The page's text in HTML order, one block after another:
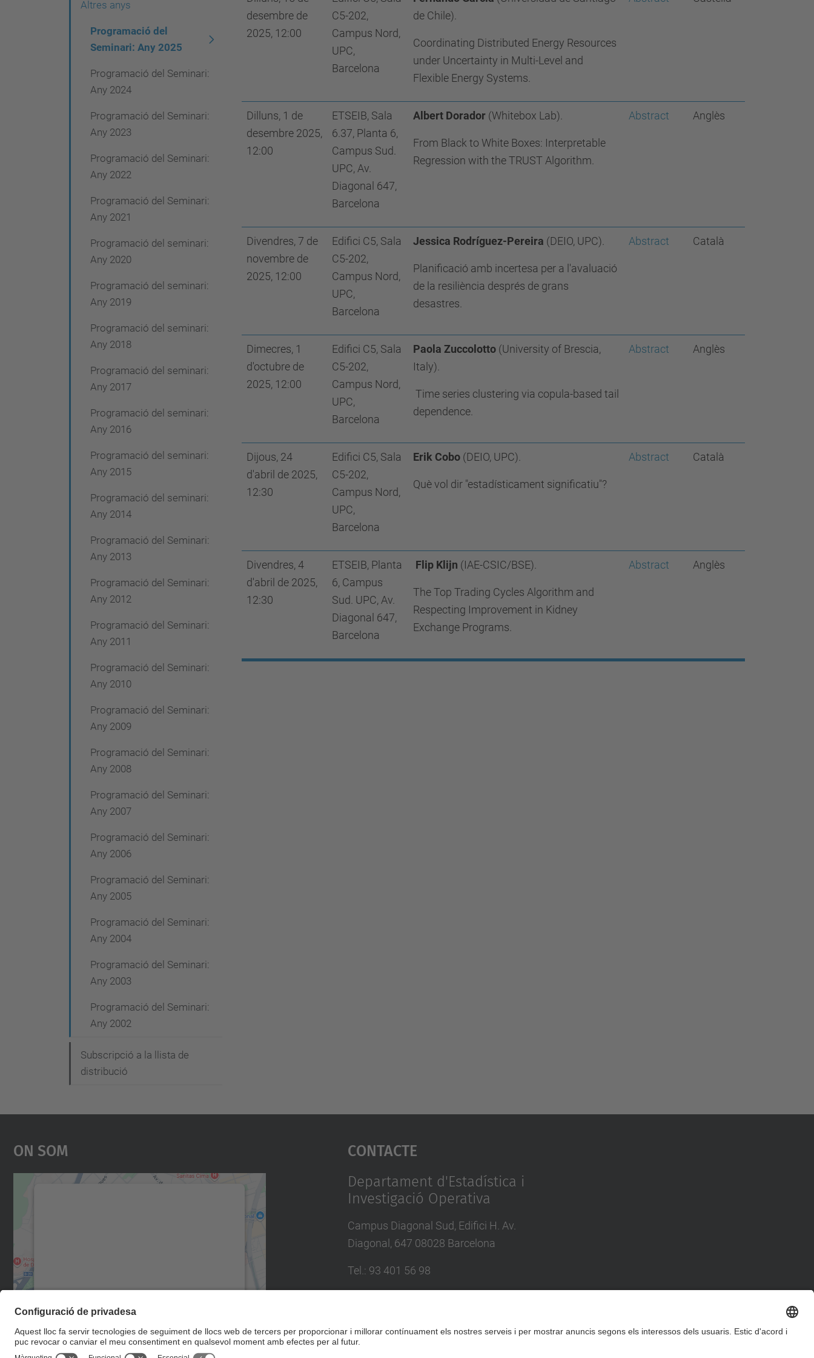
desembre de
2025, 12:00
C5-202,
Campus Nord,
UPC,
Barcelona
de Chile).
Coordinating Distributed Energy Resources
under Uncertainty in Multi-Level and
Flexible Energy Systems.
Dilluns, 1 de
desembre 2025,
12:00
ETSEIB, Sala
6.37, Planta 6,
Campus Sud.
UPC, Av.
Diagonal 647,
Barcelona
Albert Dorador (Whitebox Lab).
From Black to White Boxes: Interpretable
Regression with the TRUST Algorithm.
Abstract Anglès
Divendres, 7 de
novembre de
2025, 12:00
Edifici C5, Sala
C5-202,
Campus Nord,
UPC,
Barcelona
Jessica Rodríguez-Pereira (DEIO, UPC).
Planificació amb incertesa per a l'avaluació
de la resiliència després de grans
desastres.
Abstract Català
Dimecres, 1
d'octubre de
2025, 12:00
Edifici C5, Sala
C5-202,
Campus Nord,
UPC,
Barcelona
Paola Zuccolotto (University of Brescia,
Italy)
Time series clustering via copula-based tail
dependence.
Abstract Anglès
Dijous, 24
d'abril de 2025,
12:30
Edifici C5, Sala
C5-202,
Campus Nord,
UPC,
Barcelona
Erik Cobo (DEIO, UPC).
Què vol dir "estadísticament significatiu"?
Abstract Català
Divendres, 4
d'abril de 2025,
12:30
ETSEIB, Planta
6, Campus
Sud. UPC, Av.
Diagonal 647,
Barcelona
Flip Klijn (IAE-CSIC/BSE).
The Top Trading Cycles Algorithm and
Respecting Improvement in Kidney
Exchange Programs.
Abstract Anglès
Altres anys
Programació del
Seminari: Any 2025
Programació del Seminari:
Any 2024
Programació del Seminari:
Any 2023
Programació del Seminari:
Any 2022
Programació del Seminari:
Any 2021
Programació del seminari:
Any 2020
Programació del seminari:
Any 2019
Programació del seminari:
Any 2018
Programació del seminari:
Any 2017
Programació del seminari:
Any 2016
Programació del seminari:
Any 2015
Programació del seminari:
Any 2014
Programació del Seminari:
Any 2013
Programació del Seminari:
Any 2012
Programació del Seminari:
Any 2011
Programació del Seminari:
Any 2010
Programació del Seminari:
Any 2009
Programació del Seminari:
Any 2008
Programació del Seminari:
Any 2007
Programació del Seminari:
Any 2006
Programació del Seminari:
Any 2005
Programació del Seminari:
Any 2004
Programació del Seminari:
Any 2003
Programació del Seminari:
Any 2002
Subscripció a la llista de
distribució
On Som
Més Informació
Accepta
Contacte
Departament d'Estadística i
Investigació Operativa
Campus Diagonal Sud, Edifici H. Av.
Diagonal, 647 08028 Barcelona
Tel. : 93 401 56 98